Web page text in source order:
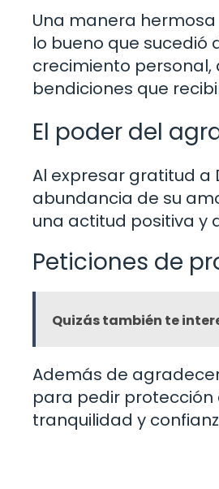
Una manera
lo bueno que
crecimiento
bendiciones que
El poder del
Al expresar gratitud a
abundancia de su
una actitud positiva y
Peticiones de
Quizás también te
Además de
para pedir protección
tranquilidad y